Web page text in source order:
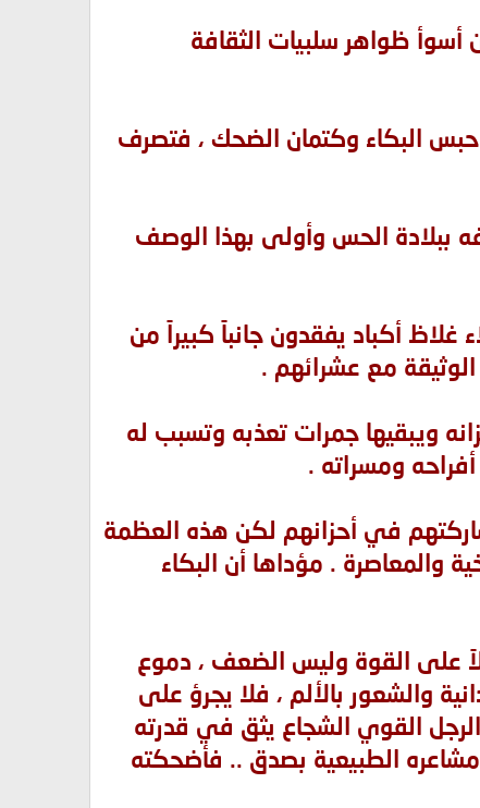
أسوأ ظواهر سلبيات الثقافة
البكاء وكتمان الضحك ، فتصرف
ببلادة الحس وأولى بهذا الوصف
غلاظ أكباد يفقدون جانباً كبيراً من
مع عشرائهم .
ويبقيها جمرات تعذبه وتسبب له
ومسراته .
في أحزانهم لكن هذه العظمة
والمعاصرة . مؤداها أن البكاء
على القوة وليس الضعف ، دموع
والشعور بالألم ، فلا يجرؤ على
القوي الشجاع يثق في قدرته
الطبيعية بصدق .. فأضحكته